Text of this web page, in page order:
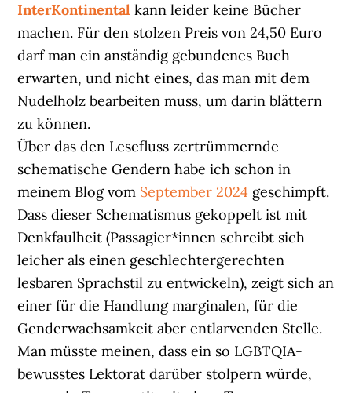
InterKontinental kann leider keine Bücher
machen. Für den stolzen Preis von 24,50 Euro
darf man ein anständig gebundenes Buch
erwarten, und nicht eines, das man mit dem
Nudelholz bearbeiten muss, um darin blättern
zu können.
Über das den Lesefluss zertrümmernde
schematische Gendern habe ich schon in
meinem Blog vom September 2024 geschimpft.
Dass dieser Schematismus gekoppelt ist mit
Denkfaulheit (Passagier*innen schreibt sich
leicher als einen geschlechtergerechten
lesbaren Sprachstil zu entwickeln), zeigt sich an
einer für die Handlung marginalen, für die
Genderwachsamkeit aber entlarvenden Stelle.
Man müsste meinen, dass ein so LGBTQIA-
bewusstes Lektorat darüber stolpern würde,